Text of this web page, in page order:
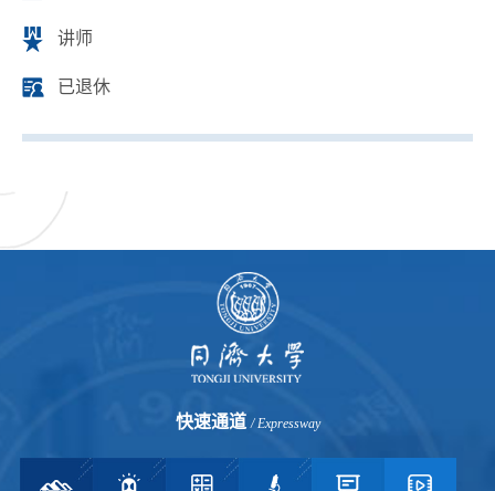
讲师
已退休
快速通道 / Expressway